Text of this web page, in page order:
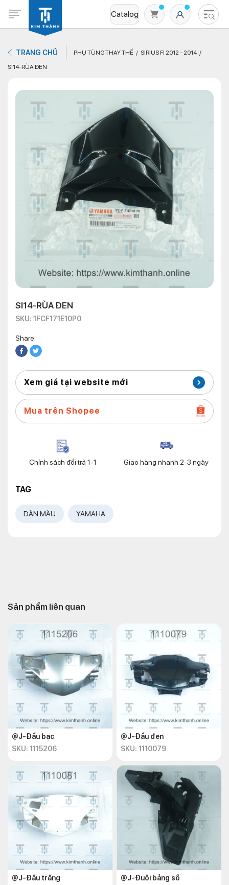
Catalog
Không có sản phẩm nào trong giỏ hàng
TRANG CHỦ PHỤ TÙNG THAY THẾ
SIRIUS FI 2012 - 2014
SI14-RÙA ĐEN
SI14-RÙA ĐEN
SKU: 1FCF171E10P0
Share:
Xem giá tại website mới
Mua trên Shopee
Chính sách đổi trả 1-1 Giao hàng nhanh 2-3 ngày
TAG
DÀN MÀU YAMAHA
Sản phẩm liên quan
@J-Đầu bạc
SKU: 1115206
@J-Đầu đen
SKU: 1110079
@J-Đầu trắng
@J-Đuôi bảng số